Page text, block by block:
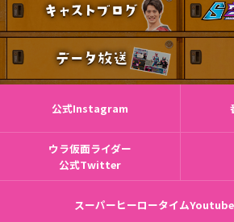
公式Instagram
ウラ仮面ライダー
公式Twitter
スーパーヒーロータイム